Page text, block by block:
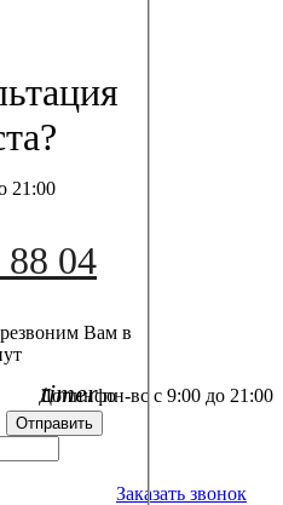
21:00
04
Вам в
Допинфо
timerпн-вс с 9:00 до 21:00
Заказать звонок